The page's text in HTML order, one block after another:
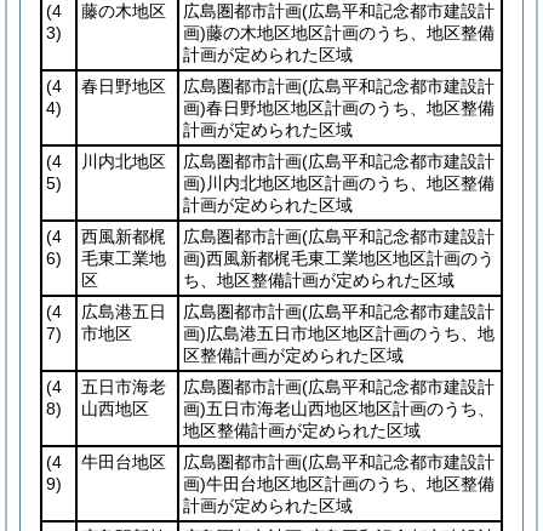
(4
3)
藤の木地区 広島圏都市計画(広島平和記念都市建設計
画)藤の木地区地区計画のうち、地区整備
計画が定められた区域
(4
4)
春日野地区 広島圏都市計画(広島平和記念都市建設計
画)春日野地区地区計画のうち、地区整備
計画が定められた区域
(4
5)
川内北地区 広島圏都市計画(広島平和記念都市建設計
画) 川内北地区地区計画のうち、地区整備
計画が定められた区域
(4
6)
西風新都梶
毛東工業地
区
広島圏都市計画(広島平和記念都市建設計
画)西風新都梶毛東工業地区地区計画のう
ち、地区整備計画が定められた区域
(4
7)
広島港五日
市地区
広島圏都市計画(広島平和記念都市建設計
画)広島港五日市地区地区計画のうち、地
区整備計画が定められた区域
(4
8)
五日市海老
山西地区
広島圏都市計画(広島平和記念都市建設計
画)五日市海老山西地区地区計画のうち、
地区整備計画が定められた区域
(4
9)
牛田台地区 広島圏都市計画(広島平和記念都市建設計
画)牛田台地区地区計画のうち、地区整備
計画が定められた区域